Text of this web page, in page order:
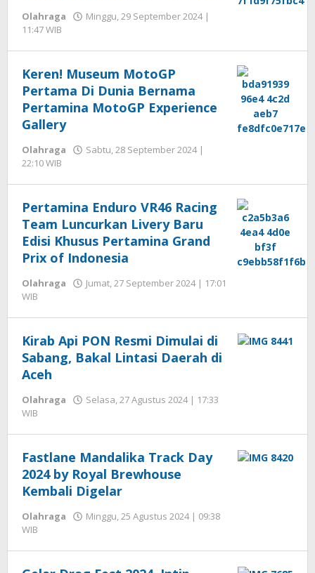
Olahraga
Minggu, 29 September 2024 |
11:47 WIB
Seprihadi
Keren! Museum MotoGP
Pertama Di Dunia Bernama
Pertamina MotoGP Experience
Gallery
Olahraga
Sabtu, 28 September 2024 |
22:10 WIB
Seprihadi
Pertamina Enduro VR46 Racing
Team Luncurkan Livery Baru
Edisi Khusus Pertamina Grand
Prix of Indonesia
Olahraga
Jumat, 27 September 2024 | 17:01
WIB
Seprihadi
Kirab Api PON Resmi Dimulai di
Sabang, Bakal Lintasi Daerah di
Aceh
Olahraga
Selasa, 27 Agustus 2024 | 17:33
WIB
Seprihadi
Fastlane Mandalika Track Day
2024 by Royal Brewhouse
Kembali Digelar
Olahraga
Minggu, 25 Agustus 2024 | 09:38
WIB
Seprihadi